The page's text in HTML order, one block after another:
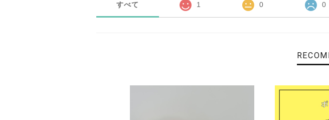
すべて 1 0 0